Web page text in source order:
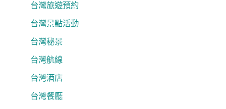
台灣旅遊預約
台灣景點活動
台灣秘景
台灣航線
台灣酒店
台灣餐廳